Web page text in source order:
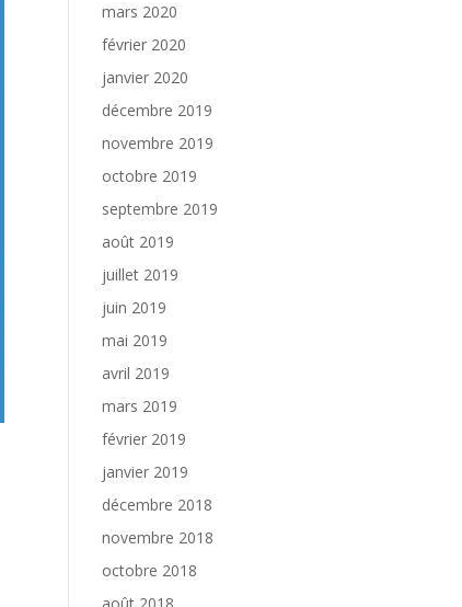
mars 2020
février 2020
janvier 2020
décembre 2019
novembre 2019
octobre 2019
septembre 2019
août 2019
juillet 2019
juin 2019
mai 2019
avril 2019
mars 2019
février 2019
janvier 2019
décembre 2018
novembre 2018
octobre 2018